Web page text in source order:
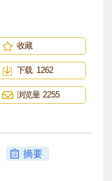
收藏
下载 1262
浏览量 2255
摘要